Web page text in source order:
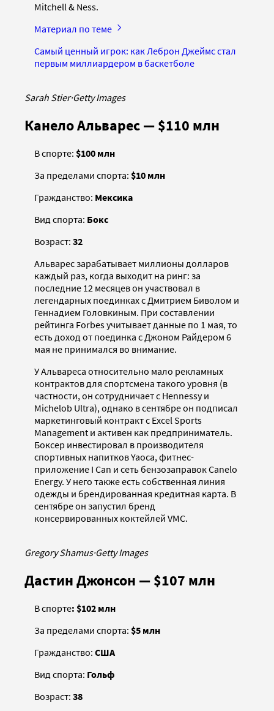
Mitchell & Ness.
Материал по теме
Самый ценный игрок: как Леброн Джеймс стал
первым миллиардером в баскетболе
Sarah Stier·Getty Images
Канело Альварес — $110 млн
В спорте: $100 млн
За пределами спорта: $10 млн
Гражданство: Мексика
Вид спорта: Бокс
Возраст: 32
Альварес зарабатывает миллионы долларов
каждый раз, когда выходит на ринг: за
последние 12 месяцев он участвовал в
легендарных поединках с Дмитрием Биволом и
Геннадием Головкиным. При составлении
рейтинга Forbes учитывает данные по 1 мая, то
есть доход от поединка с Джоном Райдером 6
мая не принимался во внимание.
У Альвареса относительно мало рекламных
контрактов для спортсмена такого уровня (в
частности, он сотрудничает с Hennessy и
Michelob Ultra), однако в сентябре он подписал
маркетинговый контракт с Excel Sports
Management и активен как предприниматель.
Боксер инвестировал в производителя
спортивных напитков Yaoca, фитнес-
приложение I Can и сеть бензозаправок Canelo
Energy. У него также есть собственная линия
одежды и брендированная кредитная карта. В
сентябре он запустил бренд
консервированных коктейлей VMC.
Gregory Shamus·Getty Images
Дастин Джонсон — $107 млн
В спорте: $102 млн
За пределами спорта: $5 млн
Гражданство: США
Вид спорта: Гольф
Возраст: 38